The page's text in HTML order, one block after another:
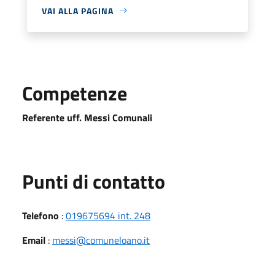
VAI ALLA PAGINA
Competenze
Referente uff. Messi Comunali
Punti di contatto
Telefono :019675694 int. 248
Email : messi@comuneloano.it